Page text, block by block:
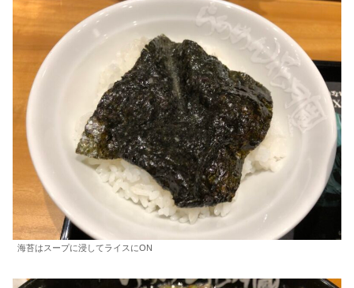
海苔はスープに浸してライスにON